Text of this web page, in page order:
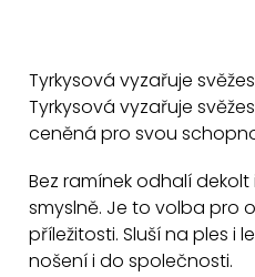
l
í
Tyrkysová vyzařuje
Tyrkysová vyzařuje
ceněná pro svou
Bez ramínek odhalí
smyslně. Je to volba pro
příležitosti. Sluší na ples i
nošení i do společnosti.